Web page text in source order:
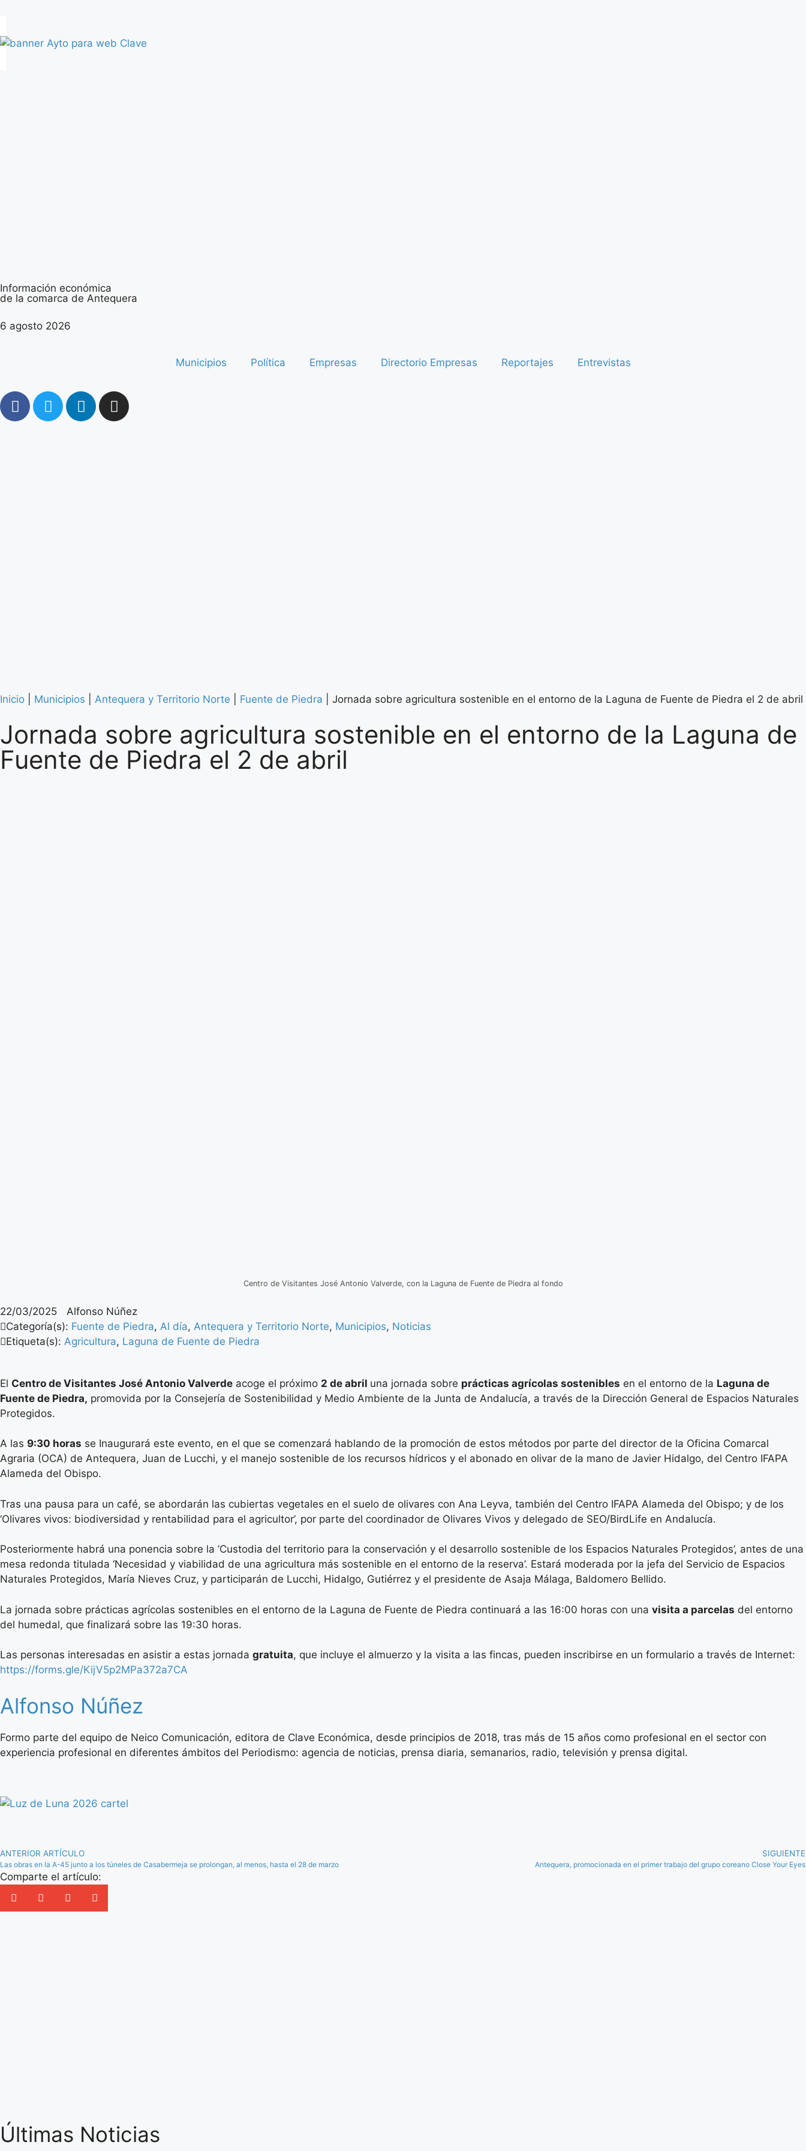
Información económica
de la comarca de Antequera
6 agosto 2026
Municipios Política Empresas Directorio Empresas Reportajes Entrevistas
Inicio Municipios Antequera y Territorio Norte Fuente de Piedra Jornada sobre agricultura sostenible en el entorno de la Laguna de Fuente de Piedra el 2 de abril
Jornada sobre agricultura sostenible en el entorno de la Laguna de
Fuente de Piedra el 2 de abril
Centro de Visitantes José Antonio Valverde, con la Laguna de Fuente de Piedra al fondo
22/03/2025
Alfonso Núñez
Categoría(s): Fuente de Piedra, Al día, Antequera y Territorio Norte, Municipios, Noticias
Etiqueta(s): Agricultura, Laguna de Fuente de Piedra
El Centro de Visitantes José Antonio Valverde acoge el próximo 2 de abril una jornada sobre prácticas agrícolas sostenibles en el entorno de la Laguna de
Fuente de Piedra, promovida por la Consejería de Sostenibilidad y Medio Ambiente de la Junta de Andalucía, a través de la Dirección General de Espacios Naturales
Protegidos.
A las 9:30 horas se Inaugurará este evento, en el que se comenzará hablando de la promoción de estos métodos por parte del director de la Oficina Comarcal
Agraria (OCA) de Antequera, Juan de Lucchi, y el manejo sostenible de los recursos hídricos y el abonado en olivar de la mano de Javier Hidalgo, del Centro IFAPA
Alameda del Obispo.
Tras una pausa para un café, se abordarán las cubiertas vegetales en el suelo de olivares con Ana Leyva, también del Centro IFAPA Alameda del Obispo; y de los
‘Olivares vivos: biodiversidad y rentabilidad para el agricultor’, por parte del coordinador de Olivares Vivos y delegado de SEO/BirdLife en Andalucía.
Posteriormente habrá una ponencia sobre la ’Custodia del territorio para la conservación y el desarrollo sostenible de los Espacios Naturales Protegidos’, antes de una
mesa redonda titulada ‘Necesidad y viabilidad de una agricultura más sostenible en el entorno de la reserva’. Estará moderada por la jefa del Servicio de Espacios
Naturales Protegidos, María Nieves Cruz, y participarán de Lucchi, Hidalgo, Gutiérrez y el presidente de Asaja Málaga, Baldomero Bellido.
La jornada sobre prácticas agrícolas sostenibles en el entorno de la Laguna de Fuente de Piedra continuará a las 16:00 horas con una visita a parcelas del entorno
del humedal, que finalizará sobre las 19:30 horas.
Las personas interesadas en asistir a estas jornada gratuita, que incluye el almuerzo y la visita a las fincas, pueden inscribirse en un formulario a través de Internet:
https://forms.gle/KijV5p2MPa372a7CA
Alfonso Núñez
Formo parte del equipo de Neico Comunicación, editora de Clave Económica, desde principios de 2018, tras más de 15 años como profesional en el sector con
experiencia profesional en diferentes ámbitos del Periodismo: agencia de noticias, prensa diaria, semanarios, radio, televisión y prensa digital.
ANTERIOR ARTÍCULO
Las obras en la A-45 junto a los túneles de Casabermeja se prolongan, al menos, hasta el 28 de marzo
SIGUIENTE
Antequera, promocionada en el primer trabajo del grupo coreano Close Your Eyes
Comparte el artículo:
Últimas Noticias